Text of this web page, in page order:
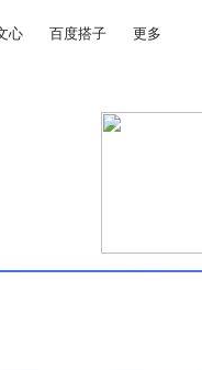
心 百度搭子 更多